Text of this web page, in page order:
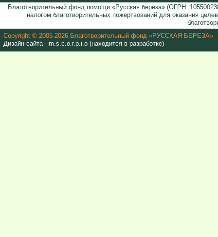
Благотворительный фонд помощи «Русская берёза» (ОГРН:
налогом благотворительных пожертвований для оказания
Copyright © 2005-2026 Благотворительный фонд «РУССКАЯ БЕРЕЗА»
Дизайн сайта - m.s.c.o.r.p.i.o (находится в разработке)